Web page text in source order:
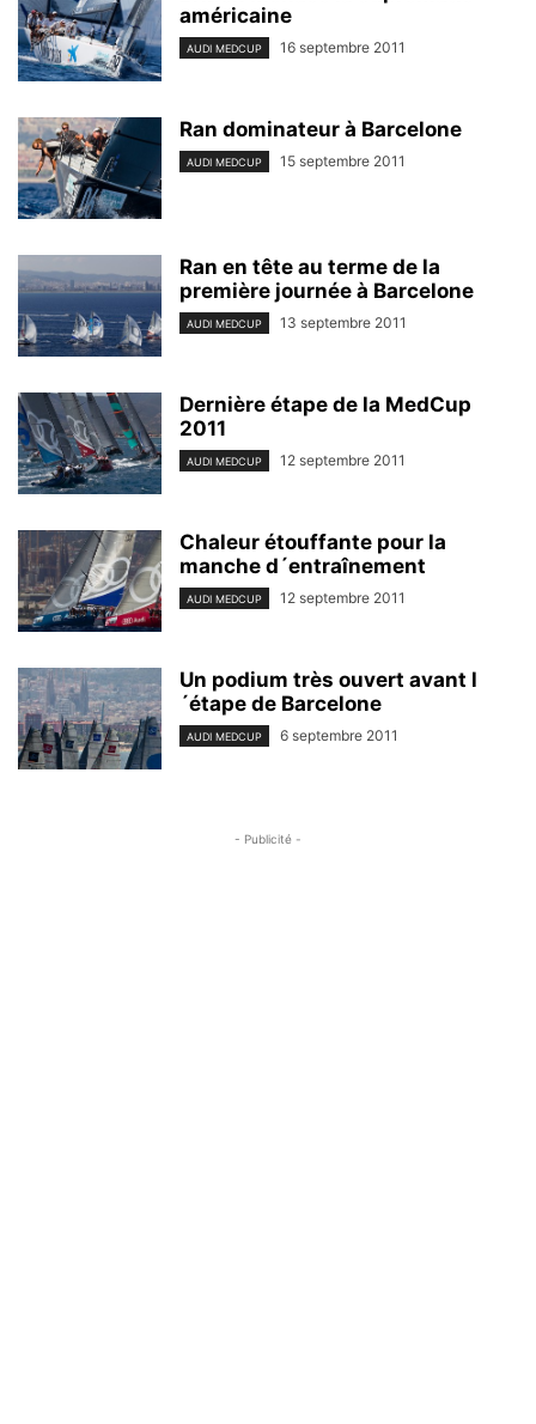
américaine
AUDI MEDCUP 16 septembre 2011
Ran dominateur à Barcelone
AUDI MEDCUP 15 septembre 2011
Ran en tête au terme de la
première journée à Barcelone
AUDI MEDCUP 13 septembre 2011
Dernière étape de la MedCup
2011
AUDI MEDCUP 12 septembre 2011
Chaleur étouffante pour la
manche d´entraînement
AUDI MEDCUP 12 septembre 2011
Un podium très ouvert avant l
´étape de Barcelone
AUDI MEDCUP 6 septembre 2011
- Publicité -